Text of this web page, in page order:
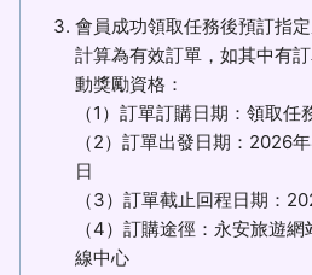
會員成功領取任務後預訂指
計算為有效訂單，如其中有
動獎勵資格：
（1）訂單訂購日期：領取
（2）訂單出發日期：2026
日
（3）訂單截止回程日期：
（4）訂購途徑：永安旅遊
線中心